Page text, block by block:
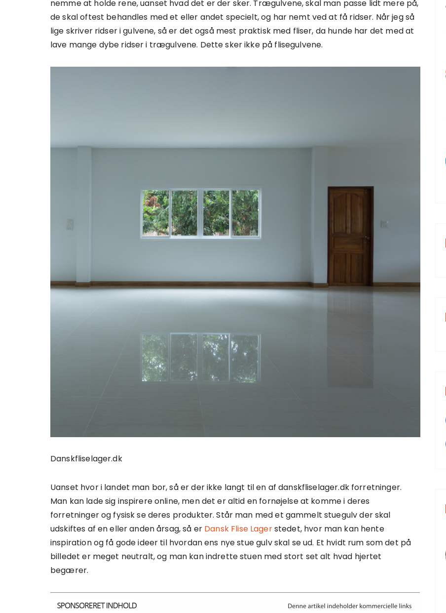
nemme at holde rene, uanset hvad det er der sker. Trægulvene, skal man passe lidt mere på,
de skal oftest behandles med et eller andet specielt, og har nemt ved at få ridser. Når jeg så
lige skriver ridser i gulvene, så er det også mest praktisk med fliser, da hunde har det med at
lave mange dybe ridser i trægulvene. Dette sker ikke på flisegulvene.
Danskfliselager.dk
Uanset hvor i landet man bor, så er der ikke langt til en af danskfliselager.dk forretninger.
Man kan lade sig inspirere online, men det er altid en fornøjelse at komme i deres
forretninger og fysisk se deres produkter. Står man med et gammelt stuegulv der skal
udskiftes af en eller anden årsag, så er Dansk Flise Lagerstedet, hvor man kan hente
inspiration og få gode ideer til hvordan ens nye stue gulv skal se ud. Et hvidt rum som det på
billedet er meget neutralt, og man kan indrette stuen med stort set alt hvad hjertet
begærer.